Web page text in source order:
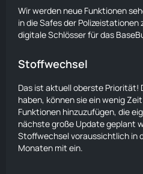
Wir werden neue Funktionen
in die Safes der Polizeistationen
digitaleSchlösserfür das
Stoffwechsel
Das ist aktuell oberste Priorität!
haben, können sie ein wenig
Funktionen hinzuzufügen, die
nächste große Update geplant
Stoffwechsel voraussichtlich in
Monaten mit ein.